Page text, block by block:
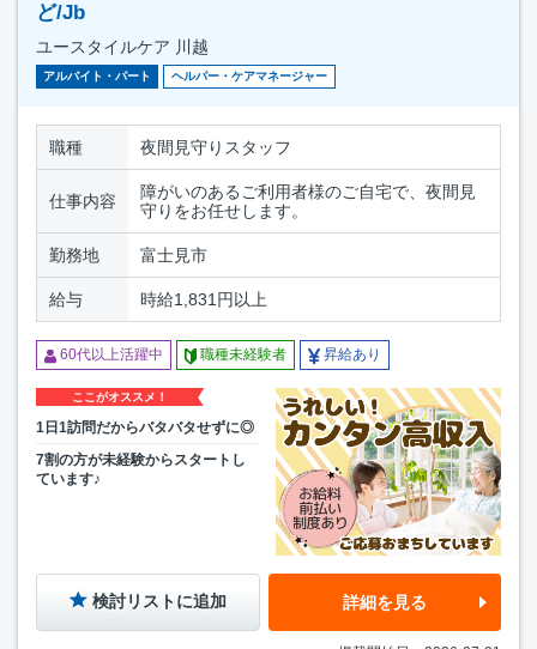
ど/Jb
ユースタイルケア 川越
アルバイト・パート ヘルパー・ケアマネージャー
職種 夜間見守りスタッフ
仕事内容
障がいのあるご利用者様のご自宅で、夜間見
守りをお任せします。
勤務地 富士見市
給与 時給1,831円以上
60代以上活躍中 職種未経験者 昇給あり
ここがオススメ！
1日1訪問だからバタバタせずに◎
7割の方が未経験からスタートし
ています♪
検討リストに追加 詳細を見る